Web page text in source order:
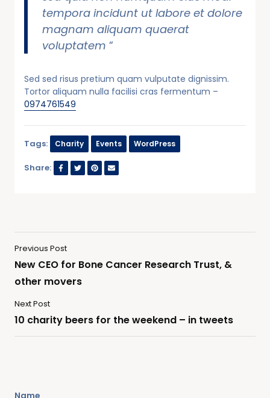
tempora incidunt ut labore et dolore
magnam aliquam quaerat
voluptatem ”
Sed sed risus pretium quam vulputate dignissim.
Tortor aliquam nulla facilisi cras fermentum –
0974761549
Tags: Charity Events WordPress
Share:
Previous Post
New CEO for Bone Cancer Research Trust, &
other movers
Next Post
10 charity beers for the weekend – in tweets
Name